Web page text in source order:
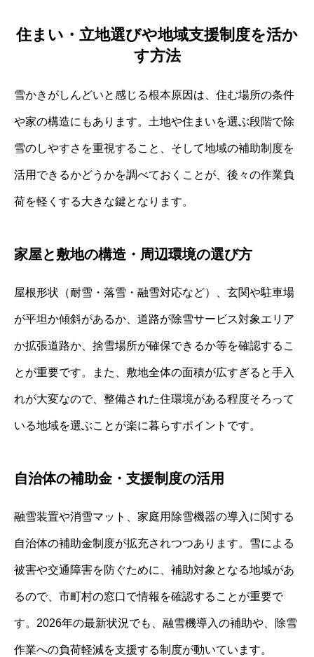
住まい・立地選びや地域支援制度を活か
す方法
雪かきがしんどいと感じる根本原因は、住む場所の条件
や家の構造にもあります。土地や住まいを選ぶ段階で除
雪のしやすさを重視すること、そして地域の補助制度を
活用できるかどうかを調べておくことが、後々の作業負
荷を軽くする大きな鍵となります。
家屋と敷地の構造・周辺環境の選び方
屋根形状（耐雪・落雪・融雪対応など）、玄関や駐車場
が平坦か傾斜があるか、道路が除雪サービス対象エリア
か拡張道路か、捨雪場所が確保できるか等を確認するこ
とが重要です。また、敷地全体の面積が広すぎると手入
れが大変なので、整備された住環境がある程度そろって
いる地域を選ぶことが楽に暮らすポイントです。
自治体の補助金・支援制度の活用
融雪装置や消雪マット、家庭用除雪機器の導入に関する
自治体の補助金制度が拡充されつつあります。雪による
被害や交通障害を防ぐために、補助対象となる地域があ
るので、市町村の窓口で情報を確認することが重要で
す。2026年の最新状況でも、融雪機導入の補助や、除雪
作業への負荷軽減を支援する制度が動いています。